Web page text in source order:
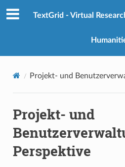
TextGrid - Virtual
Projekt- und
Projekt- und
Perspektive